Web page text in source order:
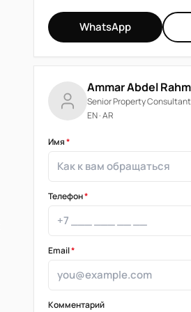
WhatsApp
Ammar Abdel
Senior Property Consultant
EN · AR
Имя*
Телефон*
Email*
Комментарий